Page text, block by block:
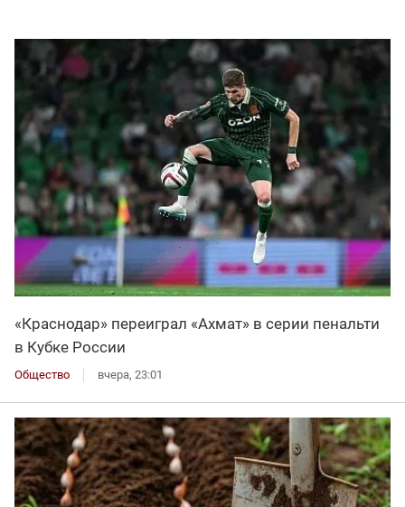
«Краснодар» переиграл «Ахмат» в серии пенальти
в Кубке России
Общество вчера, 23:01